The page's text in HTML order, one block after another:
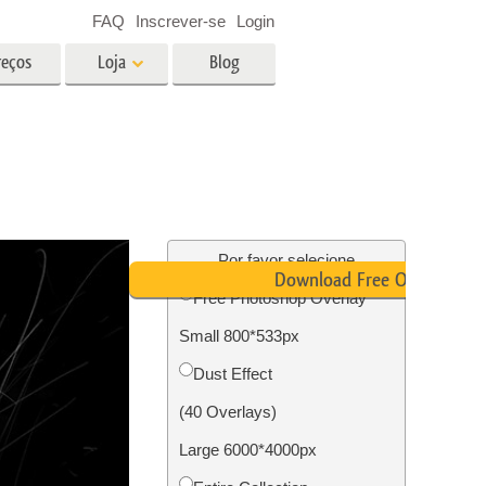
de
Foto Restauração Serviços
Loja Blog
FAQ Inscrever-se Login
Por favor selecione
Free Photoshop Overlay
Small 800*533px
Dust Effect
(40 Overlays)
Large 6000*4000px
Download Free Overlay